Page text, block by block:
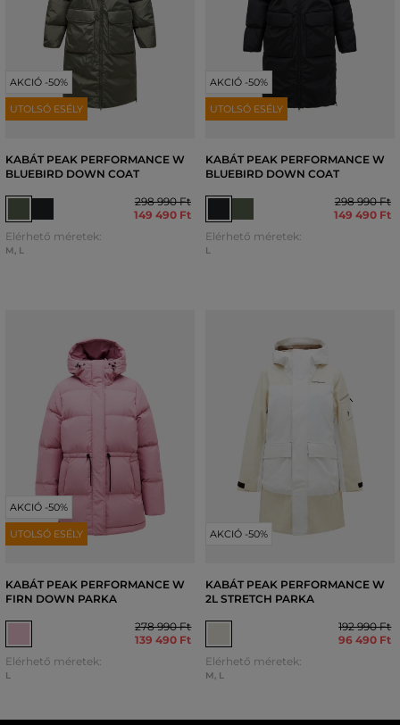
AKCIÓ -50%
UTOLSÓ ESÉLY
KABÁT PEAK PERFORMANCE W
BLUEBIRD DOWN COAT
298 990 Ft
149 490 Ft
Elérhető méretek:
M, L
AKCIÓ -50%
UTOLSÓ ESÉLY
KABÁT PEAK PERFORMANCE W
BLUEBIRD DOWN COAT
298 990 Ft
149 490 Ft
Elérhető méretek:
L
AKCIÓ -50%
UTOLSÓ ESÉLY
KABÁT PEAK PERFORMANCE W
FIRN DOWN PARKA
278 990 Ft
139 490 Ft
Elérhető méretek:
L
AKCIÓ -50%
KABÁT PEAK PERFORMANCE W
2L STRETCH PARKA
192 990 Ft
96 490 Ft
Elérhető méretek:
M, L